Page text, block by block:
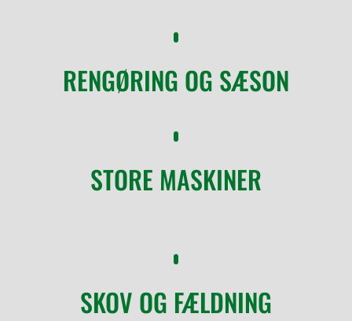
RENGØRING OG SÆSON
STORE MASKINER
SKOV OG FÆLDNING